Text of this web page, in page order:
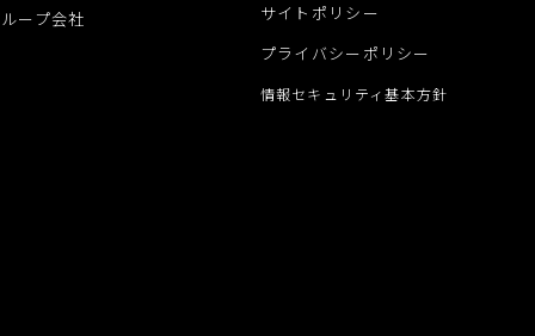
ープ会社
サイトポリシー
プライバシーポリシー
情報セキュリティ基本方針